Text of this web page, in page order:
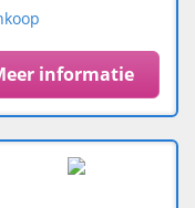
informatie